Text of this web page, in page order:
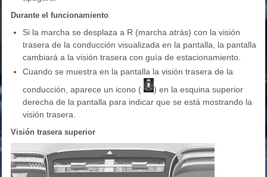
Durante el funcionamiento
Si la marcha se desplaza a R (marcha atrás) con la visión
trasera de la conducción visualizada en la pantalla, la pantalla
cambiará a la visión trasera con guía de estacionamiento.
Cuando se muestra en la pantalla la visión trasera de la
conducción, aparece un icono (
) en la esquina superior
derecha de la pantalla para indicar que se está mostrando la
visión trasera.
Visión trasera superior